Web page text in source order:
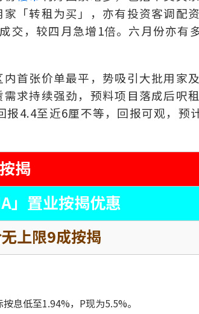
「转租为买」，亦有投资客调配
交，较四月急增1倍。六月份亦有
首张价单最平，势吸引大批用家
求持续强劲，预料项目落成后呎
4.4至近6厘不等，回报可观，预
揭
」置业按揭优惠
上限9成按揭
息低至1.94%，P现为5.5%。